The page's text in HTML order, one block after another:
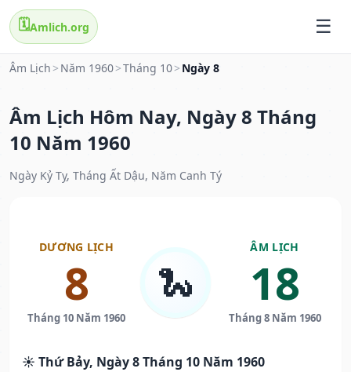
🗓️Amlich.org
Âm Lịch > Năm 1960>Tháng 10> Ngày 8
Âm Lịch Hôm Nay, Ngày 8 Tháng
10 Năm 1960
Ngày Kỷ Tỵ, Tháng Ất Dậu, Năm Canh Tý
DƯƠNG LỊCH
8
Tháng 10 Năm 1960
🐍
ÂM LỊCH
18
Tháng 8 Năm 1960
☀️ Thứ Bảy, Ngày 8 Tháng 10 Năm 1960